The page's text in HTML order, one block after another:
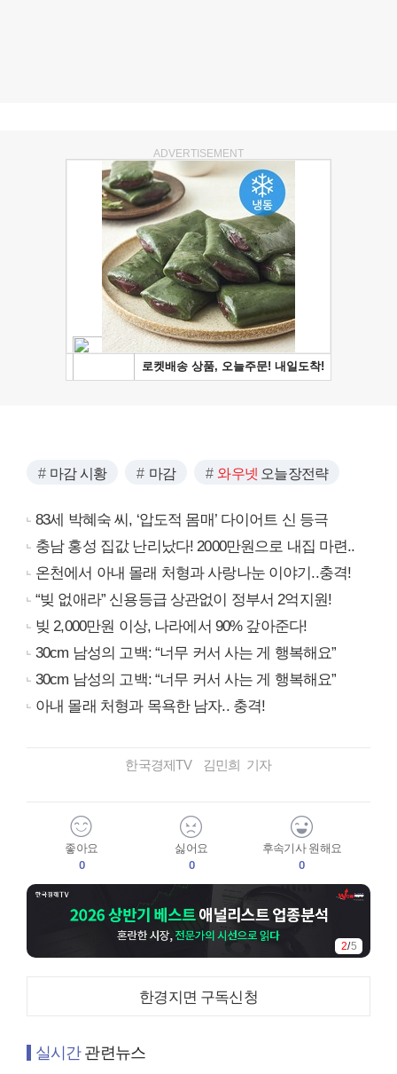
ADVERTISEMENT
마감 시황 마감 와우넷 오늘장전략
83세 박혜숙 씨, ‘압도적 몸매’ 다이어트 신 등극
충남 홍성 집값 난리났다! 2000만원으로 내집 마련..
온천에서 아내 몰래 처형과 사랑나눈 이야기..충격!
“빚 없애라” 신용등급 상관없이 정부서 2억지원!
빚 2,000만원 이상, 나라에서 90% 갚아준다!
30cm 남성의 고백: “너무 커서 사는 게 행복해요”
30cm 남성의 고백: “너무 커서 사는 게 행복해요”
아내 몰래 처형과 목욕한 남자.. 충격!
한국경제TV 김민희 기자
좋아요
0
싫어요
0
후속기사 원해요
0
2/5
한경지면 구독신청
실시간관련뉴스